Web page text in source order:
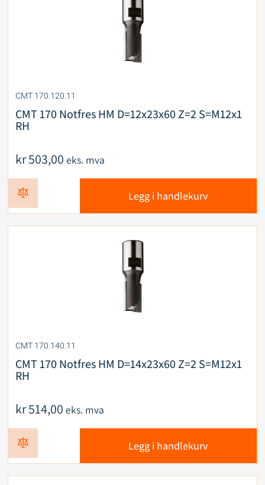
CMT 170.120.11
CMT 170 Notfres HM D=12x23x60 Z=2 S=M12x1
RH
kr503,00 eks. mva
Legg i handlekurv
CMT 170.140.11
CMT 170 Notfres HM D=14x23x60 Z=2 S=M12x1
RH
kr514,00 eks. mva
Legg i handlekurv